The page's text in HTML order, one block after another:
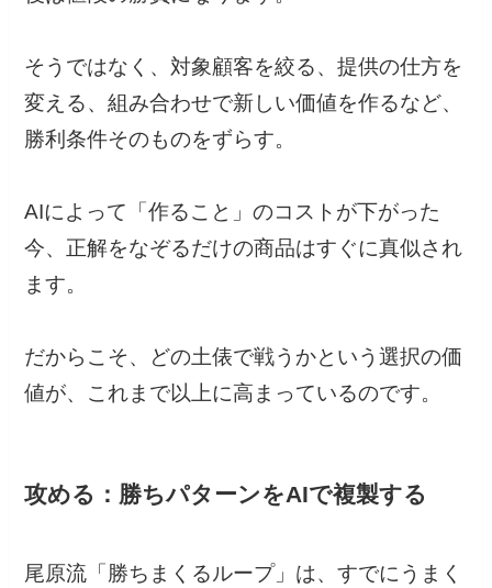
そうではなく、対象顧客を絞る、提供の仕方を
変える、組み合わせで新しい価値を作るなど、
勝利条件そのものをずらす。
AIによって「作ること」のコストが下がった
今、正解をなぞるだけの商品はすぐに真似され
ます。
だからこそ、どの土俵で戦うかという選択の価
値が、これまで以上に高まっているのです。
攻める：勝ちパターンをAIで複製する
尾原流「勝ちまくるループ」は、すでにうまく